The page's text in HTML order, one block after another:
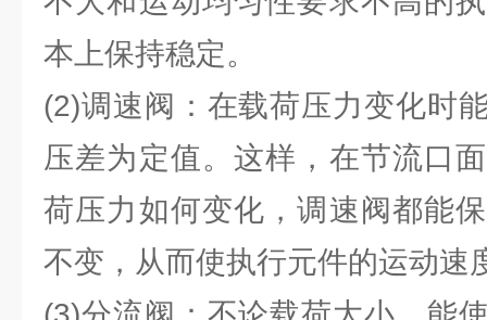
本上保持稳定。
(2)调速阀：在载荷压力变化时
压差为定值。这样，在节流口
荷压力如何变化，调速阀都能
不变，从而使执行元件的运动速